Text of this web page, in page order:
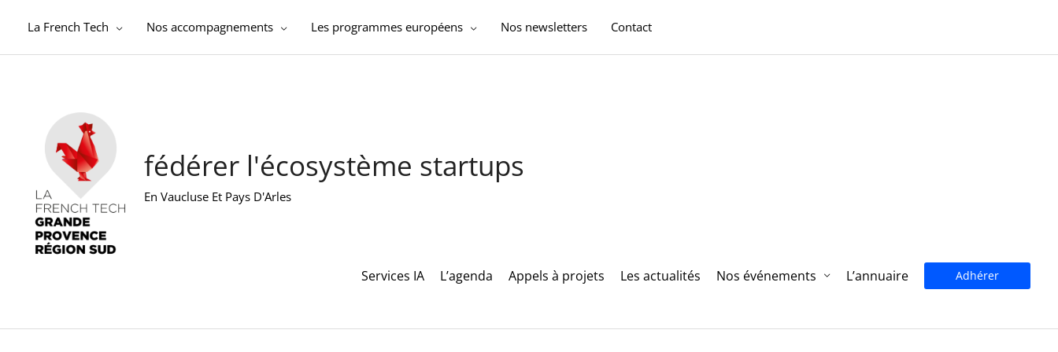
La French Tech Nos accompagnements Les programmes européens Nos newsletters Contact
fédérer l'écosystème startups
En Vaucluse Et Pays D'Arles
Services IA L’agenda Appels à projets Les actualités Nos événements L’annuaire Adhérer